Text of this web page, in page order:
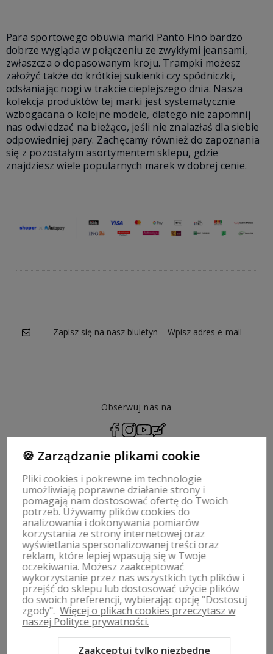
Para sportowego obuwia marki Panto Fino bardzo
dobrze wygląda w połączeniu ze zwykłymi jeansami,
zwłaszcza o dopasowanym kroju. Trampki możesz
założyć także do krótkiej sukienki czy spódniczki,
odsłaniając nogi w trakcie cieplejszego dnia. Nasza
kolekcja produktów tej marki jest systematycznie
wzbogacana o kolejne modele, dlatego nie zapomnij
nas odwiedzać na bieżąco, jeśli nie znalazłaś dla siebie
odpowiedniej pary. Zachęcamy również do zapoznania
się z pozostałym asortymentem sklepu, gdzie
znajdziesz wiele popularnych marek w dobrej cenie.
Zapisz się na nasz biuletyn – Wpisz adres e-mail
Obserwuj nas na
ZWROTY, WYMIANY | REGULAMIN
MOJE KONTO
PŁATNOŚCI I DOSTAWA
INFORMACJE
O NAS
🍪 Zarządzanie plikami cookie
Pliki cookies i pokrewne im technologie
umożliwiają poprawne działanie strony i
pomagają nam dostosować ofertę do Twoich
potrzeb. Używamy plików cookies do
analizowania i dokonywania pomiarów
korzystania ze strony internetowej oraz
wyświetlania spersonalizowanej treści oraz
reklam, które lepiej wpasują się w Twoje
oczekiwania. Możesz zaakceptować
wykorzystanie przez nas wszystkich tych plików i
przejść do sklepu lub dostosować użycie plików
do swoich preferencji, wybierając opcję "Dostosuj
zgody". Więcej o plikach cookies przeczytasz w
naszej Polityce prywatności.
Zaakceptuj tylko niezbędne